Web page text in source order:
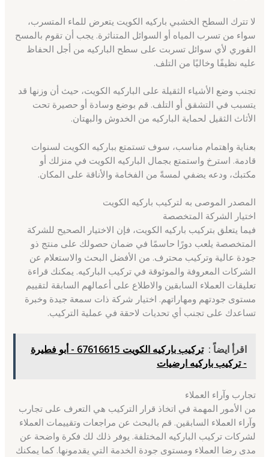
لا تترك السطح الخشبي باركيه الكويت يتعرض للماء المتسرب،
سواء من تسرب المياه أو السوائل المتناثرة. يجب أن تقوم بالمسح
الفوري لأي سوائل تسربت على سطح الباركيه من أجل الحفاظ
عليه نظيفًا وخاليًا من التلف.
تجنب وضع الأشياء الثقيلة على الباركيه الكويت، حيث أن وزنها قد
يتسبب في التشقق أو التلف. قم بوضع وسادة أو حصيرة تحت
الأثاث الثقيل لحماية الباركيه من الخدوش والبهتان.
بعناية واهتمام مناسب، سوف تستمتع بباركيه الكويت لسنوات
قادمة. استرخ واستمتع بجمال الباركيه الكويت في منزلك أو
مكتبك، ودعه يضفي لمسةً من الفخامة والأناقة على المكان.
المصدر الموصى به لتركيب باركيه الكويت
اختيار الشركة المتخصصة
فيما يتعلق بتركيب باركيه الكويت، فإن الاختيار الصحيح للشركة
المتخصصة يلعب دورًا حاسمًا في ضمان حصولك على منتج ذو
جودة عالية وتركيب محترف. من الأفضل البحث والاستعلام عن
الشركات المعروفة والموثوقة في تركيب الباركيه. يمكنك قراءة
تعليقات العملاء السابقين والاطلاع على أعمالهم السابقة لتقييم
مستوى جودتهم ومهاراتهم. اختيار شركة ذات سمعة جيدة وخبرة
تساعدك على تجنب أي تحديات لاحقة في عملية التركيب.
اقرأ ايضاً :
تركيب باركيه الكويت 67616615 - أبو فطيرة
- تركيب باركيه ارضيات
تجارب وآراء العملاء
من الأمور المهمة في اتخاذ قرار التركيب هي التعرف على تجارب
وآراء العملاء السابقين. قم بالبحث عن مراجعات وتقييمات العملاء
لشركات تركيب الباركيه المختلفة. يوفر ذلك لك فكرة واضحة عن
مدى رضا العملاء ومستوى جودة الخدمة التي يقدمونها. كما يمكنك